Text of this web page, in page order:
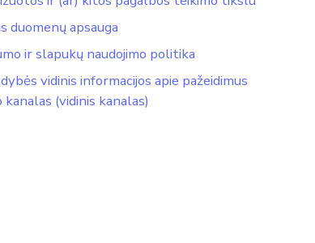
duomenų apsauga
ir slapukų naudojimo politika
vidinis informacijos apie pažeidimus
(vidinis kanalas)